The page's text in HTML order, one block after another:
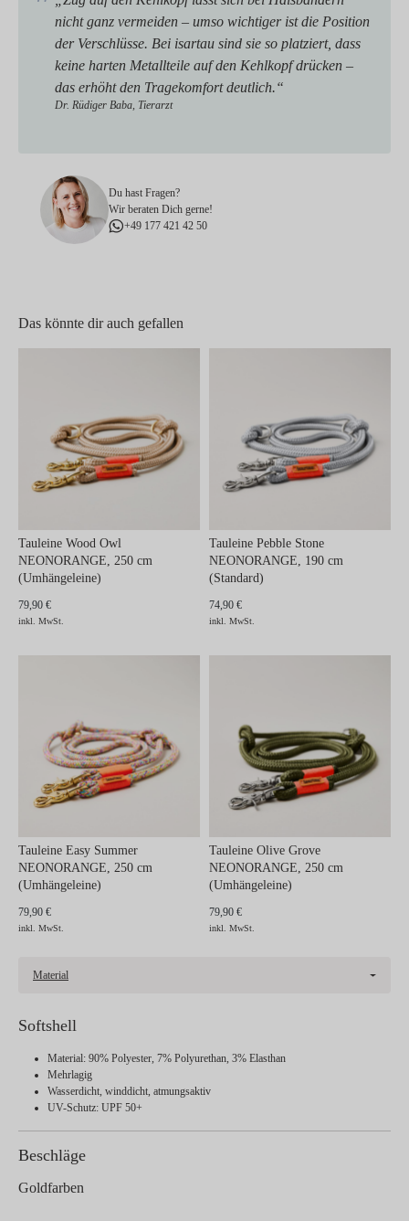
nicht ganz vermeiden – umso wichtiger ist die Position
der Verschlüsse. Bei isartau sind sie so platziert, dass
keine harten Metallteile auf den Kehlkopf drücken –
das erhöht den Tragekomfort deutlich.“
Dr. Rüdiger Baba, Tierarzt
Du hast Fragen?
Wir beraten Dich gerne!
+49 177 421 42 50
Das könnte dir auch gefallen
Tauleine Wood Owl
NEONORANGE, 250 cm
(Umhängeleine)
79,90 €
inkl. MwSt.
Tauleine Pebble Stone
NEONORANGE, 190 cm
(Standard)
74,90 €
inkl. MwSt.
Tauleine Easy Summer
NEONORANGE, 250 cm
(Umhängeleine)
79,90 €
inkl. MwSt.
Tauleine Olive Grove
NEONORANGE, 250 cm
(Umhängeleine)
79,90 €
inkl. MwSt.
Material
Softshell
Material: 90% Polyester, 7% Polyurethan, 3% Elasthan
Mehrlagig
Wasserdicht, winddicht, atmungsaktiv
UV-Schutz: UPF 50+
Beschläge
Goldfarben